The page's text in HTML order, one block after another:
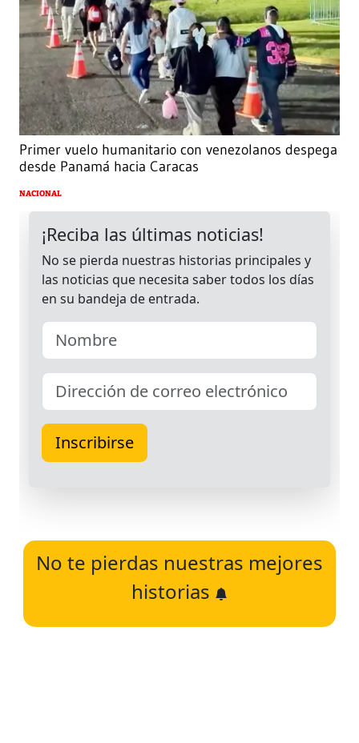
Primer vuelo humanitario con venezolanos despega
desde Panamá hacia Caracas
NACIONAL
No te pierdas nuestras mejores
historias